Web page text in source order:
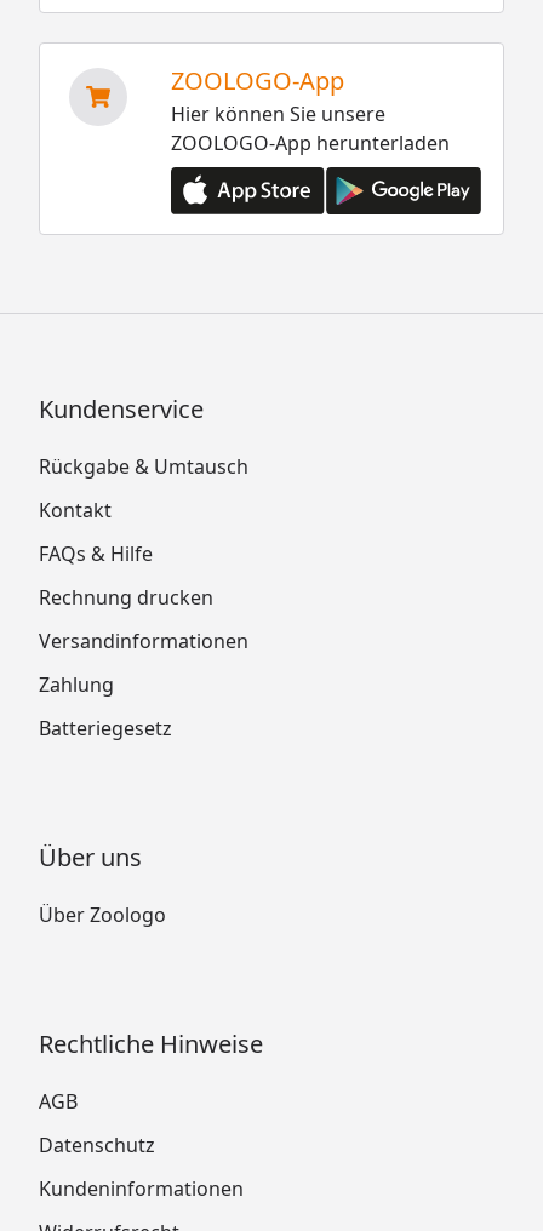
ZOOLOGO-App
Hier können Sie unsere
ZOOLOGO-App herunterladen
Kundenservice
Rückgabe & Umtausch
Kontakt
FAQs & Hilfe
Rechnung drucken
Versandinformationen
Zahlung
Batteriegesetz
Über uns
Über Zoologo
Rechtliche Hinweise
AGB
Datenschutz
Kundeninformationen